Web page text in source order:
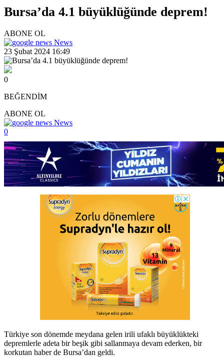
Bursa’da 4.1 büyüklüğünde deprem!
ABONE OL
News
23 Şubat 2024 16:49
0
BEĞENDİM
ABONE OL
News
0
Türkiye son dönemde meydana gelen irili ufaklı büyüklükteki
depremlerle adeta bir beşik gibi sallanmaya devam ederken, bir
korkutan haber de Bursa’dan geldi.